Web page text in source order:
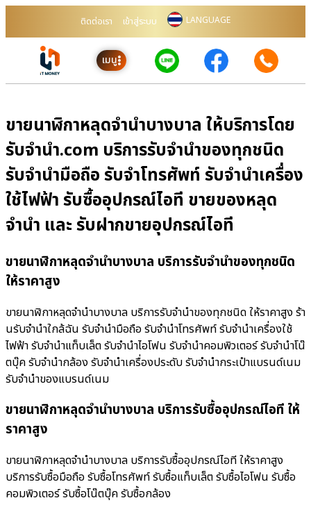
ติดต่อเรา เข้าสู่ระบบ LANGUAGE
เมนู
ขายนาฬิกาหลุดจำนำบางบาล ให้บริการโดย
รับจํานํา.com บริการรับจำนำของทุกชนิด
รับจำนำมือถือ รับจำโทรศัพท์ รับจำนำเครื่อง
ใช้ไฟฟ้า รับซื้ออุปกรณ์ไอที ขายของหลุด
จำนำ และ รับฝากขายอุปกรณ์ไอที
ขายนาฬิกาหลุดจำนำบางบาล บริการรับจำนำของทุกชนิด
ให้ราคาสูง
ขายนาฬิกาหลุดจำนำบางบาล บริการรับจำนำของทุกชนิด ให้ราคาสูง ร้า
นรับจํานําใกล้ฉัน รับจำนำมือถือ รับจำนำโทรศัพท์ รับจำนำเครื่องใช้
ไฟฟ้า รับจำนำแท็บเล็ต รับจำนำไอโฟน รับจำนำคอมพิวเตอร์ รับจำนำโน๊
ตบุ๊ค รับจำนำกล้อง รับจำนำเครื่องประดับ รับจำนำกระเป๋าแบรนด์เนม
รับจำนำของแบรนด์เนม
ขายนาฬิกาหลุดจำนำบางบาล บริการรับซื้ออุปกรณ์ไอที ให้
ราคาสูง
ขายนาฬิกาหลุดจำนำบางบาล บริการรับซื้ออุปกรณ์ไอที ให้ราคาสูง
บริการรับซื้อมือถือ รับซื้อโทรศัพท์ รับซื้อแท็บเล็ต รับซื้อไอโฟน รับซื้อ
คอมพิวเตอร์ รับซื้อโน๊ตบุ๊ค รับซื้อกล้อง